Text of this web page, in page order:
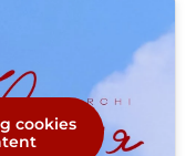
cookies